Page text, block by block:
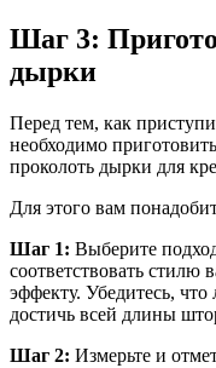
Шаг 3:
дырки
Перед тем, как
необходимо
проколоть дырки для
Для этого вам
Шаг 1: Выберите
соответствовать стилю
эффекту. Убедитесь,
достичь всей длины
Шаг 2: Измерьте и